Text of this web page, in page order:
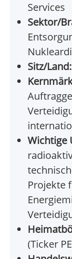
Services
Sektor/
Sitz/Land:
Wichtige
Projekte
(Ticker